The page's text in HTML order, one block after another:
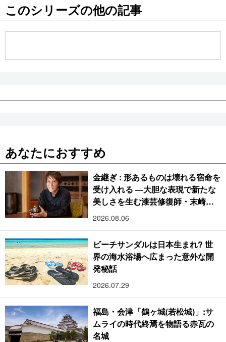
このシリーズの他の記事
あなたにおすすめ
金継ぎ : 形あるものは壊れる宿命を
受け入れる ―大胆な表現で新たな
美しさを生む漆芸修復師・末崎広
樹
2026.08.06
ビーチサンダルは日本生まれ? 世
界の海水浴場へ広まった意外な開
発秘話
2026.07.29
福島・会津「鶴ヶ城(若松城)」:サ
ムライの時代終焉を物語る赤瓦の
名城